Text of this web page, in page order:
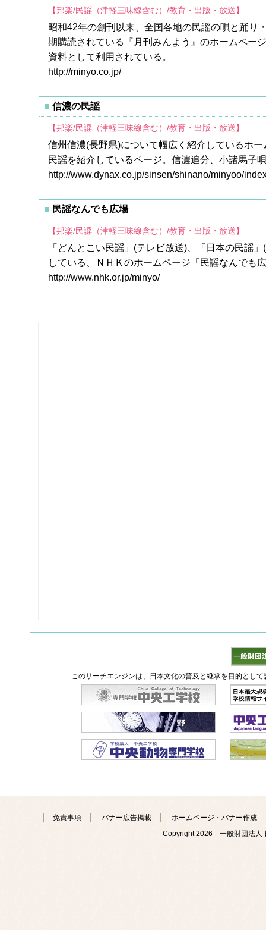
【邦楽/民謡（津軽三味線含む）/教育・出版・放送】
昭和42年の創刊以来、全国各地の民謡の唄と踊り
期購読されている『月刊みんよう』のホームペー
資料として利用されている。
http://minyo.co.jp/
信濃の民謡
【邦楽/民謡（津軽三味線含む）/教育・出版・放送】
信州信濃(長野県)について幅広く紹介しているホ
民謡を紹介しているページ。信濃追分、小諸馬子
http://www.dynax.co.jp/sinsen/shinano/minyoo/
民謡なんでも広場
【邦楽/民謡（津軽三味線含む）/教育・出版・放送】
「どんとこい民謡」(テレビ放送)、「日本の民謡
している、ＮＨＫのホームページ「民謡なんでも
http://www.nhk.or.jp/minyo/
このサーチエンジンは、日本文化の普及と継承を目的とし
免責事項 バナー広告掲載
ホームページ・バナー作成
Copyright2026 一般財団法人